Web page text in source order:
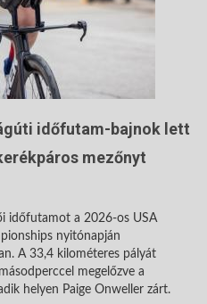
időfutam-bajnok lett
mezőnyt
időfutamot a 2026-os USA
nyitónapján
A 33,4 kilométeres pályát
megelőzve a
helyen Paige Onweller zárt.